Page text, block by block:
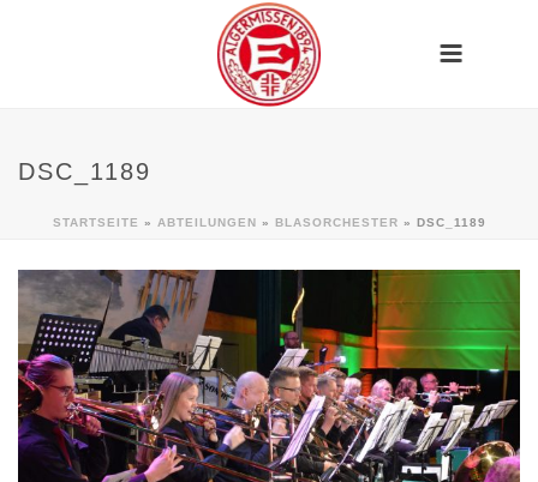
DSC_1189
STARTSEITE » ABTEILUNGEN » BLASORCHESTER » DSC_1189